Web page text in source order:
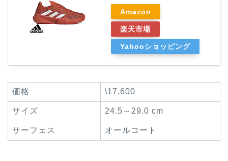
Amazon
楽天市場
Yahooショッピング
価格 \17,600
サイズ 24.5～29.0 cm
サーフェス オールコート